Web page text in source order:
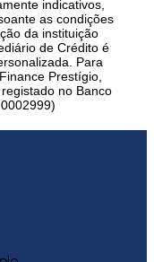
indicativos,
as condições
da instituição
de Crédito é
Para
Prestígio,
no Banco